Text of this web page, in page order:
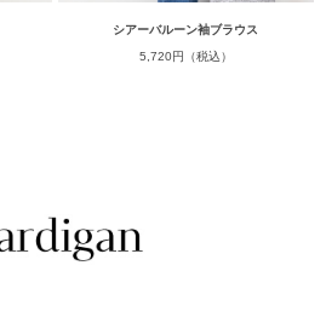
シアーバルーン袖ブラウス
5,720円（税込）